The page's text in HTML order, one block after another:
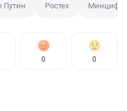
Путин Ростех
0 0